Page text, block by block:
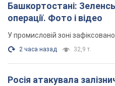
Башкортостані:
операції. Фото і відео
У промисловій зоні
2 часа назад 32,9 т.
Росія атакувала